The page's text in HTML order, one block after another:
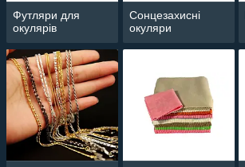
Футляри для
окулярів
Сонцезахисні
окуляри